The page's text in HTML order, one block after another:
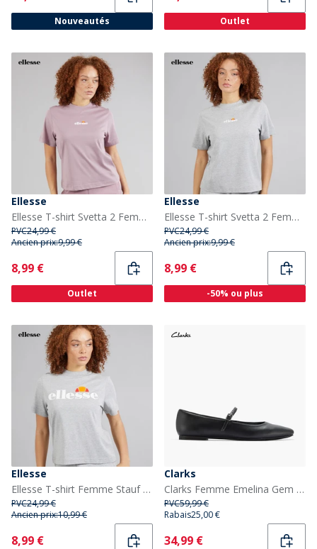
Nouveautés Outlet
Ellesse
Ellesse T-shirt Svetta 2 Femme Light Purple
PVC24,99 €
Ancien prix:9,99 €
Current
8,99 €
Outlet
Ellesse
Ellesse T-shirt Svetta 2 Femme Light Grey Marl
PVC24,99 €
Ancien prix:9,99 €
Current
8,99 €
-50% ou plus
Ellesse
Ellesse T-shirt Femme Stauf Logo Light Grey Marl
PVC24,99 €
Ancien prix:10,99 €
Current
8,99 €
Clarks
Clarks Femme Emelina Gem D-Fit Ballerines Noir
PVC59,99 €
Rabais25,00 €
Current
34,99 €